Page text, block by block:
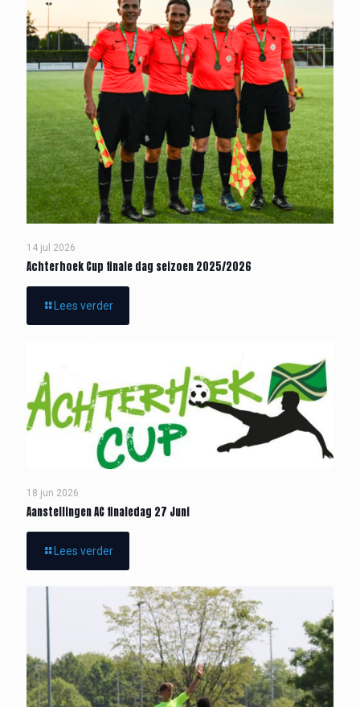
14 jul 2026
Achterhoek Cup finale dag seizoen 2025/2026
Lees verder
18 jun 2026
Aanstellingen AC finaledag 27 Juni
Lees verder